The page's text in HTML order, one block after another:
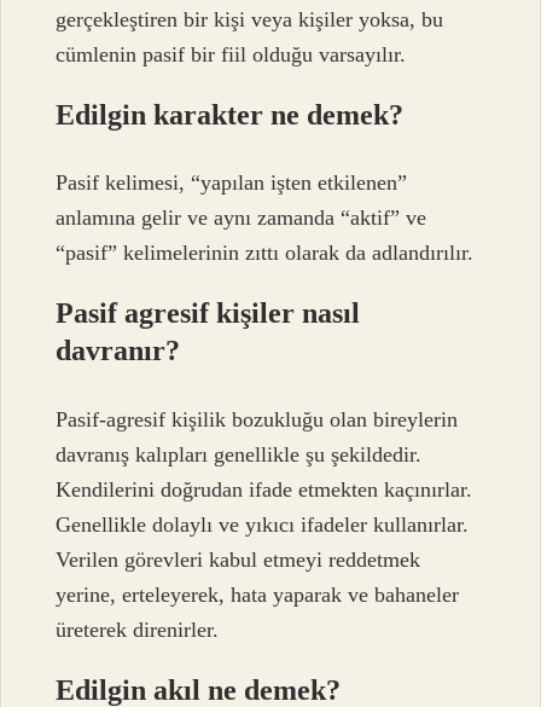
gerçekleştiren bir kişi veya kişiler yoksa, bu
cümlenin pasif bir fiil olduğu varsayılır.
Edilgin karakter ne demek?
Pasif kelimesi, “yapılan işten etkilenen”
anlamına gelir ve aynı zamanda “aktif” ve
“pasif” kelimelerinin zıttı olarak da adlandırılır.
Pasif agresif kişiler nasıl
davranır?
Pasif-agresif kişilik bozukluğu olan bireylerin
davranış kalıpları genellikle şu şekildedir.
Kendilerini doğrudan ifade etmekten kaçınırlar.
Genellikle dolaylı ve yıkıcı ifadeler kullanırlar.
Verilen görevleri kabul etmeyi reddetmek
yerine, erteleyerek, hata yaparak ve bahaneler
üreterek direnirler.
Edilgin akıl ne demek?